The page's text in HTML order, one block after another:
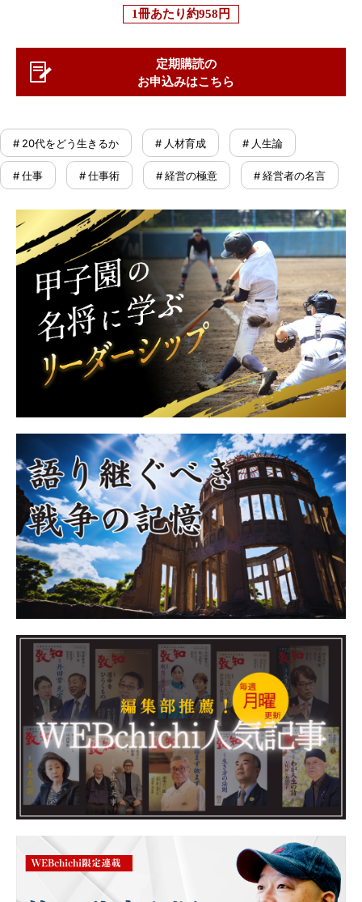
1冊あたり約958円
定期購読の
お申込みはこちら
# 20代をどう生きるか # 人材育成 # 人生論
# 仕事 # 仕事術 # 経営の極意 # 経営者の名言